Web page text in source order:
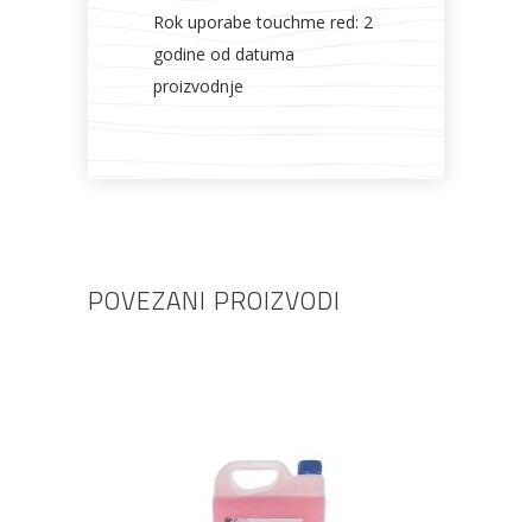
Rok uporabe touchme red: 2
godine od datuma
proizvodnje
POVEZANI PROIZVODI